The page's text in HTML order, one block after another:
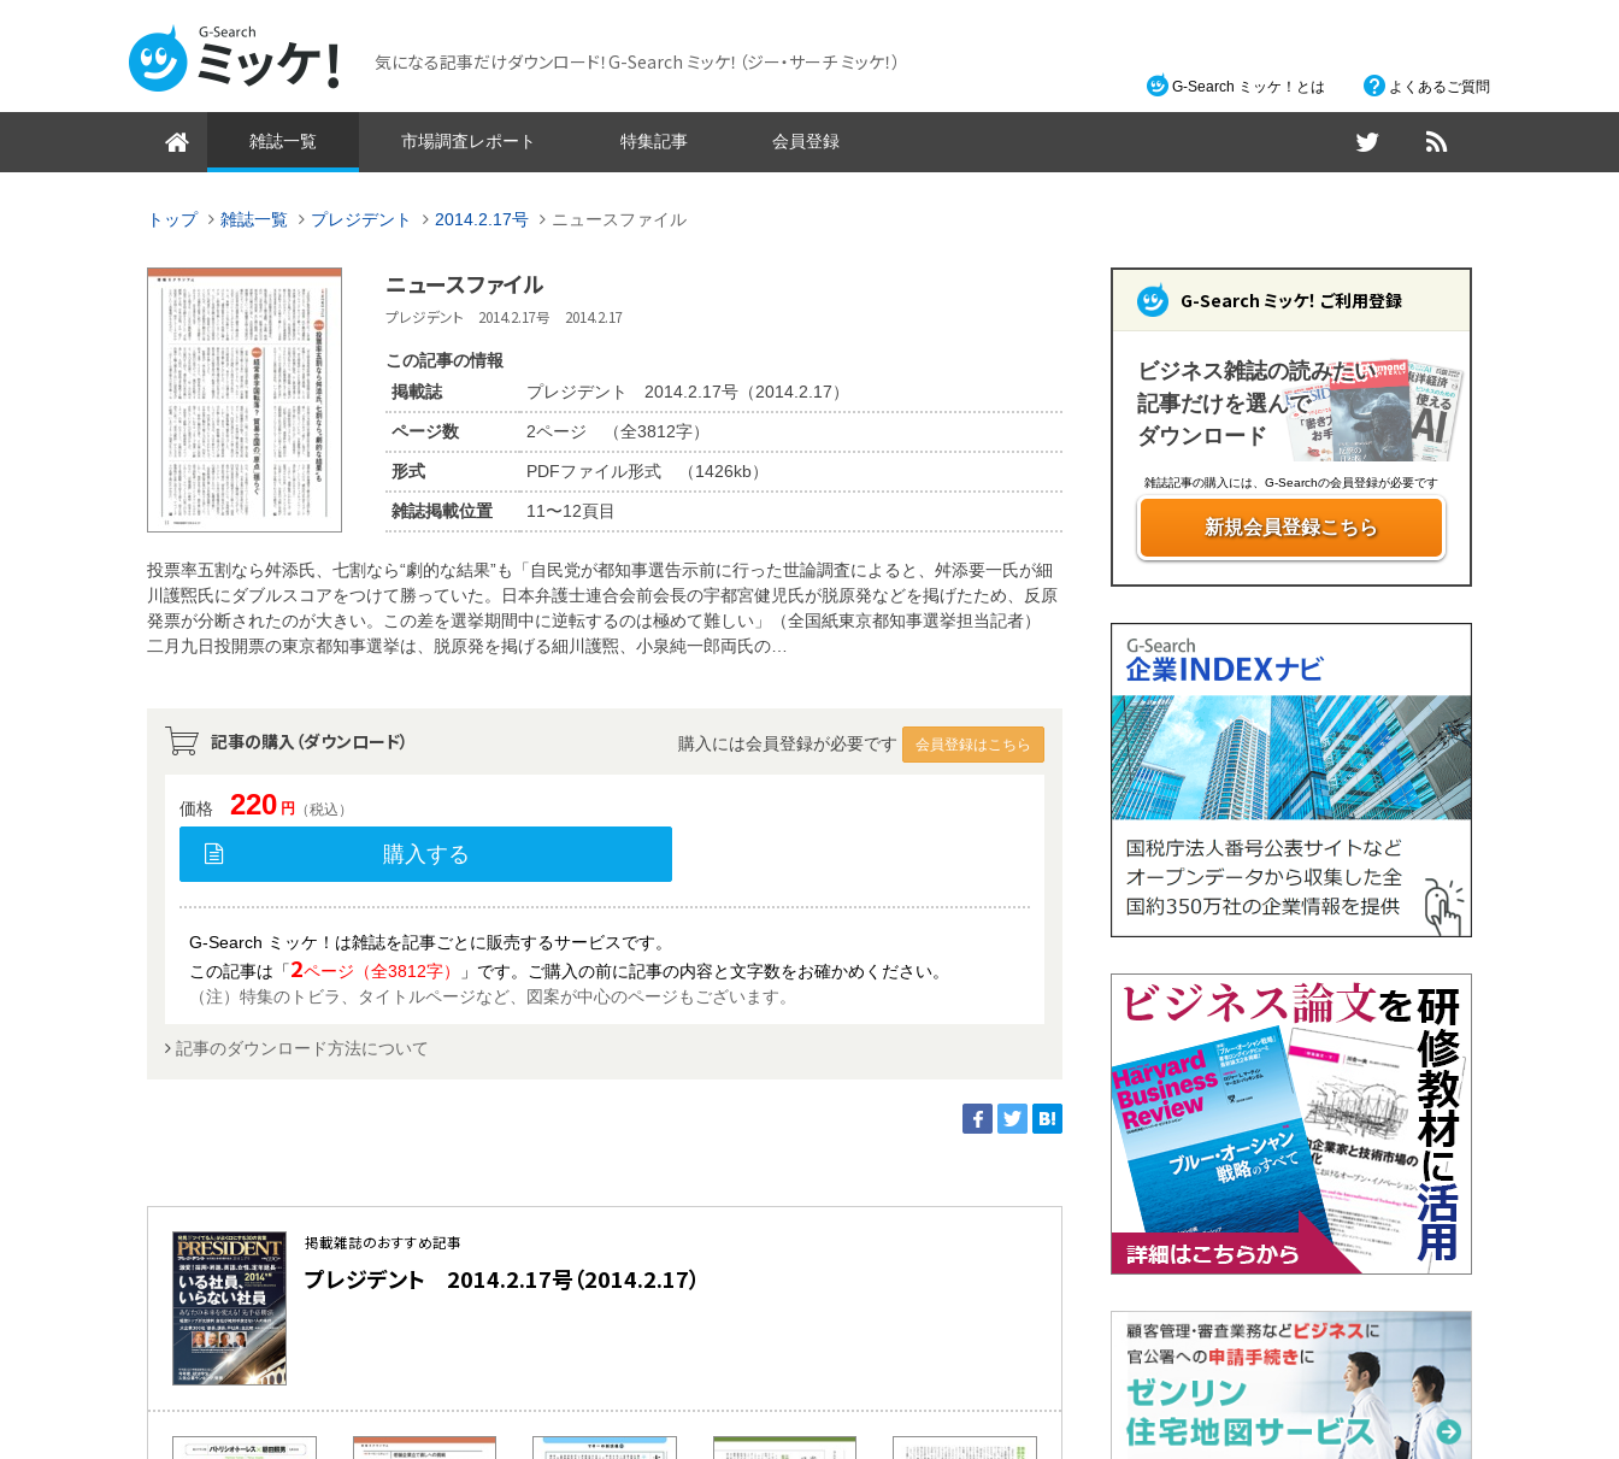
気になる記事だけダウンロード！G-Search ミッケ！ （ジー・サーチ ミッケ！）
G-Search ミッケ！とは よくあるご質問
雑誌一覧 市場調査レポート 特集記事 会員登録
トップ 雑誌一覧 プレジデント 2014.2.17号 ニュースファイル
ニュースファイル
プレジデント 2014.2.17号 2014.2.17
この記事の情報
掲載誌
プレジデント 2014.2.17号（2014.2.17）
ページ数 2ページ （全3812字）
形式 PDFファイル形式 （1426kb）
雑誌掲載位置 11〜12頁目
投票率五割なら舛添氏、七割なら“劇的な結果”も「自民党が都知事選告示前に行った世論調査によると、舛添要一氏が細
川護煕氏にダブルスコアをつけて勝っていた。日本弁護士連合会前会長の宇都宮健児氏が脱原発などを掲げたため、反原
発票が分断されたのが大きい。この差を選挙期間中に逆転するのは極めて難しい」（全国紙東京都知事選挙担当記者）
二月九日投開票の東京都知事選挙は、脱原発を掲げる細川護煕、小泉純一郎両氏の…
記事の購入（ダウンロード） 購入には会員登録が必要です 会員登録はこちら
価格 220 円 （税込）
購入する
G-Search ミッケ！は雑誌を記事ごとに販売するサービスです。
この記事は「2ページ（全3812字）
」です。ご購入の前に記事の内容と文字数をお確かめください。
（注）特集のトビラ、タイトルページなど、図案が中心のページもございます。
記事のダウンロード方法について
掲載雑誌のおすすめ記事
プレジデント 2014.2.17号（2014.2.17）
G-Search ミッケ！ ご利用登録
ビジネス雑誌の読みたい
記事だけを選んで
ダウンロード
雑誌記事の購入には、G-Searchの会員登録が必要です
新規会員登録こちら